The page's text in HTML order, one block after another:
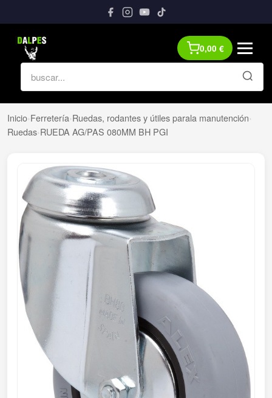
0,00 €
Inicio›Ferretería›Ruedas, rodantes y útiles parala manutención›
Ruedas›RUEDA AG/PAS 080MM BH PGI